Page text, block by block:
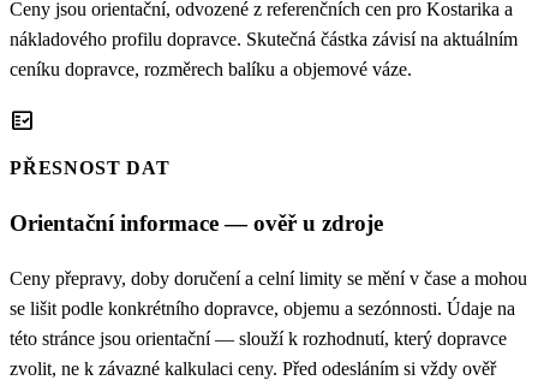
Ceny jsou orientační, odvozené z referenčních cen pro Kostarika a
nákladového profilu dopravce. Skutečná částka závisí na aktuálním
ceníku dopravce, rozměrech balíku a objemové váze.
fact_check
PŘESNOST DAT
Orientační informace — ověř u zdroje
Ceny přepravy, doby doručení a celní limity se mění v čase a mohou
se lišit podle konkrétního dopravce, objemu a sezónnosti. Údaje na
této stránce jsou orientační — slouží k rozhodnutí, který dopravce
zvolit, ne k závazné kalkulaci ceny. Před odesláním si vždy ověř